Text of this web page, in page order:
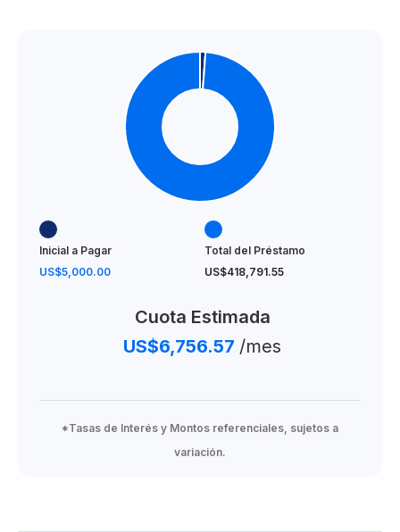
Inicial a Pagar
US$5,000.00
Total del Préstamo
US$418,791.55
Cuota Estimada
US$6,756.57 /mes
*Tasas de Interés y Montos referenciales, sujetos a
variación.